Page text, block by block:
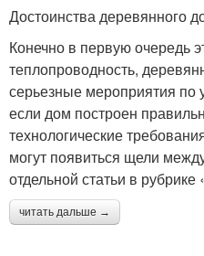
Достоинства деревянного
Конечно в первую очередь
теплопроводность,
серьезные мероприятия по
если дом построен
технологические
могут появиться щели
отдельной статьи в рубрике
читать дальше →